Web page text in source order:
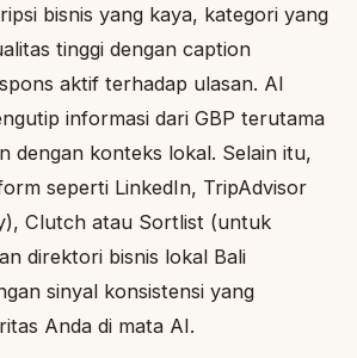
bisnis yang kaya, kategori yang
tinggi dengan caption
aktif terhadap ulasan. AI
informasi dari GBP terutama
dengan konteks lokal. Selain itu,
seperti LinkedIn, TripAdvisor
Clutch atau Sortlist (untuk
direktori bisnis lokal Bali
sinyal konsistensi yang
Anda di mata AI.